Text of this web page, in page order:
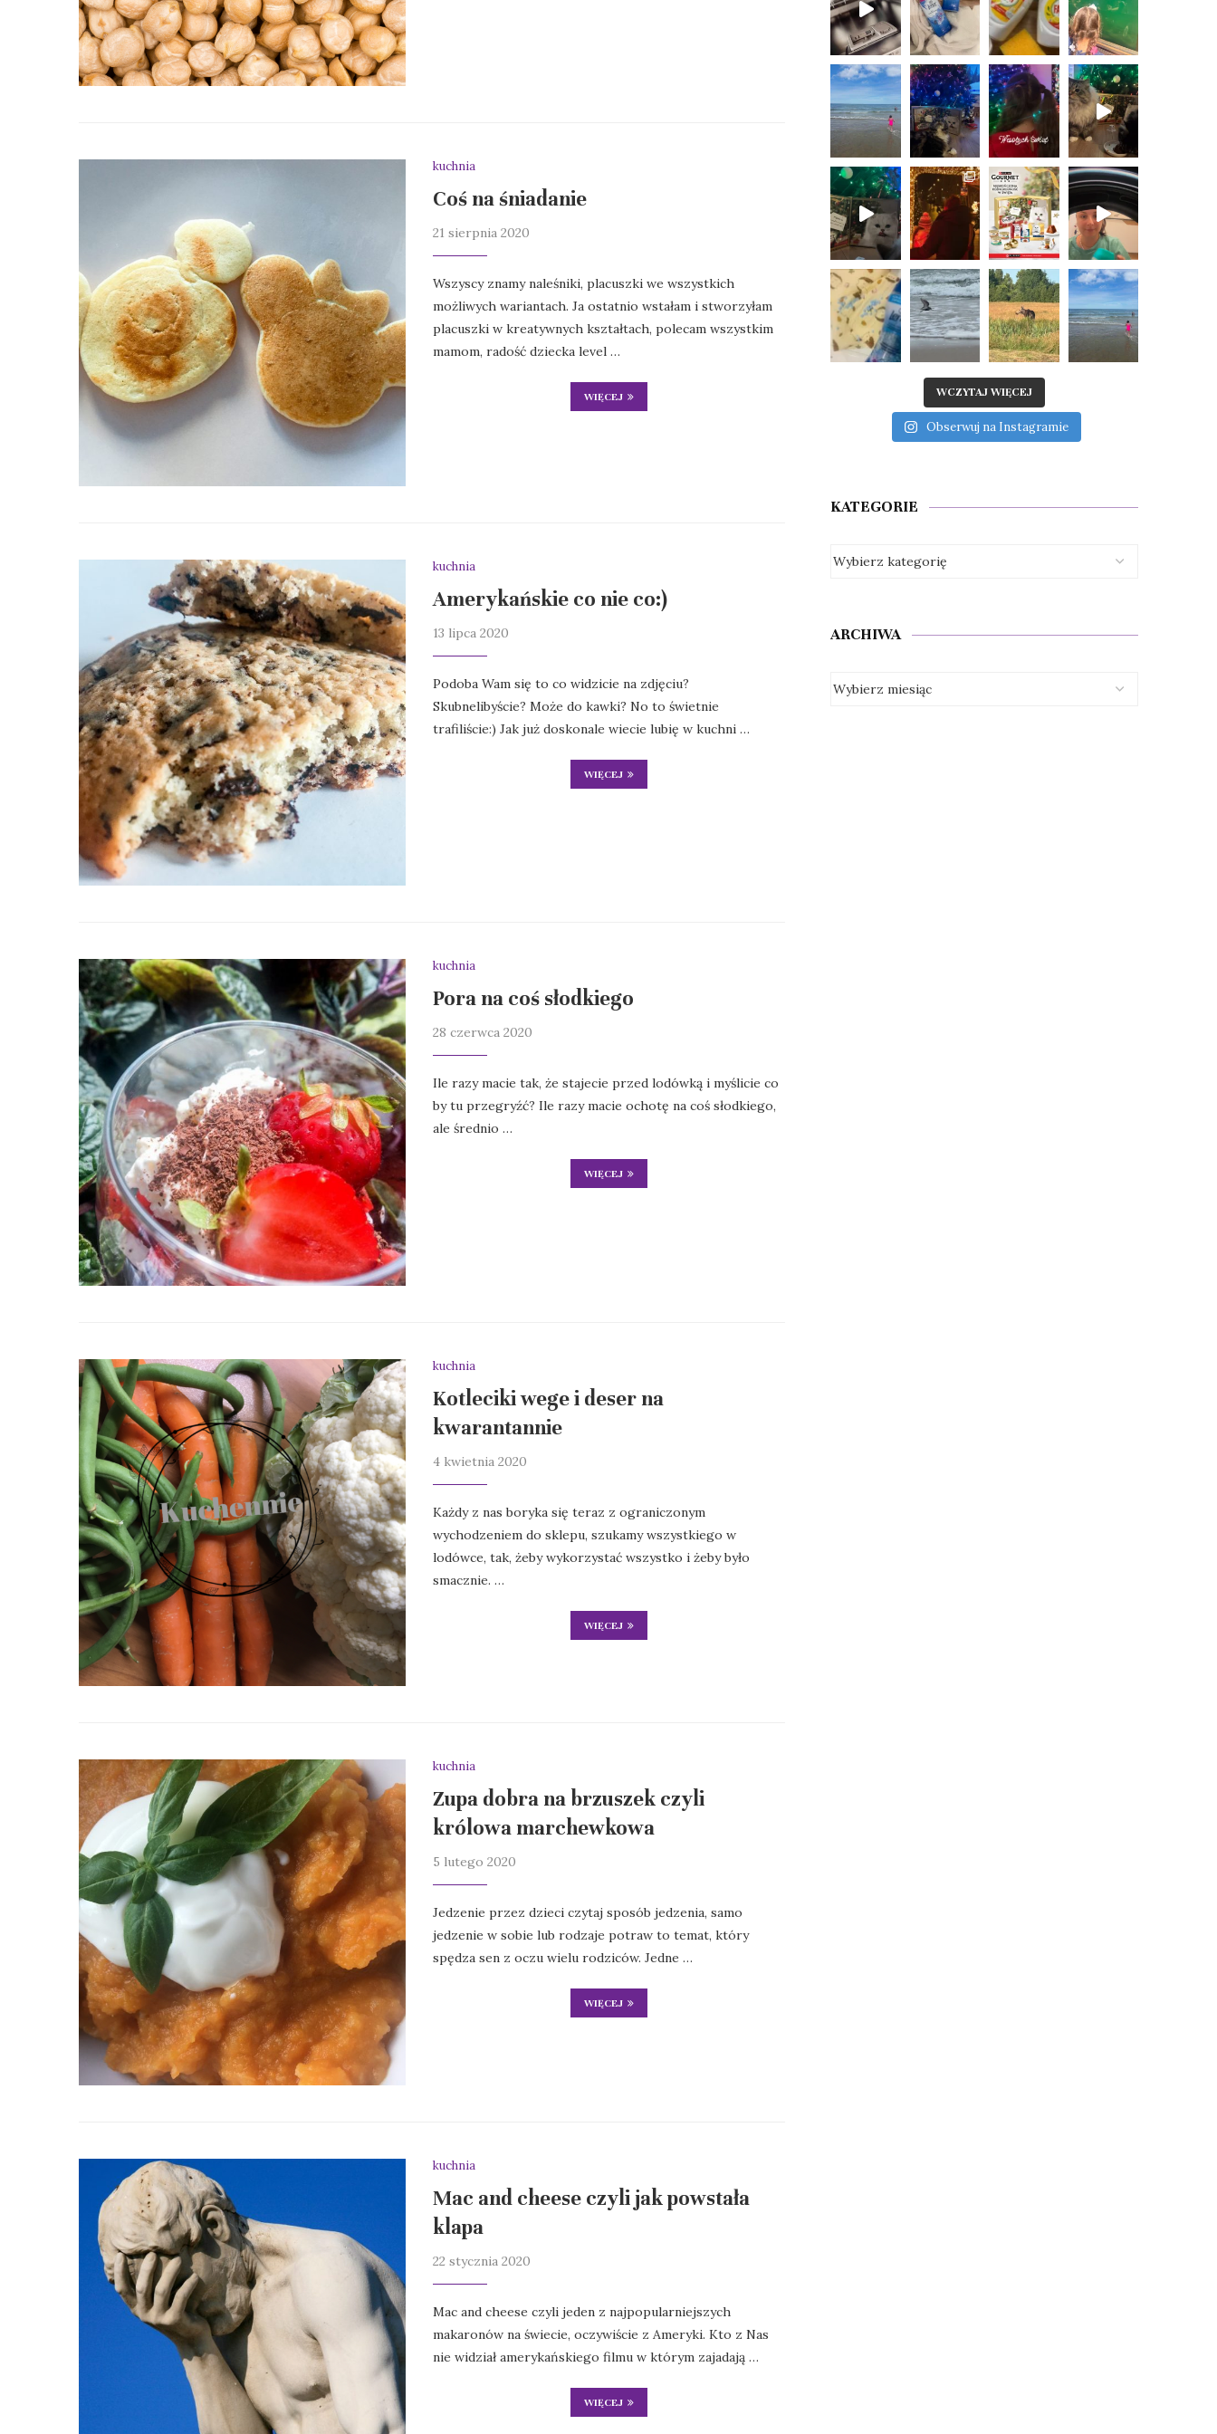
kuchnia
Coś na śniadanie
21 sierpnia 2020
Wszyscy znamy naleśniki, placuszki we wszystkich
możliwych wariantach. Ja ostatnio wstałam i stworzyłam
placuszki w kreatywnych kształtach, polecam wszystkim
mamom, radość dziecka level …
WIĘCEJ
kuchnia
Amerykańskie co nie co:)
13 lipca 2020
Podoba Wam się to co widzicie na zdjęciu?
Skubnelibyście? Może do kawki? No to świetnie
trafiliście:) Jak już doskonale wiecie lubię w kuchni …
WIĘCEJ
kuchnia
Pora na coś słodkiego
28 czerwca 2020
Ile razy macie tak, że stajecie przed lodówką i myślicie co
by tu przegryźć? Ile razy macie ochotę na coś słodkiego,
ale średnio …
WIĘCEJ
kuchnia
Kotleciki wege i deser na
kwarantannie
4 kwietnia 2020
Każdy z nas boryka się teraz z ograniczonym
wychodzeniem do sklepu, szukamy wszystkiego w
lodówce, tak, żeby wykorzystać wszystko i żeby było
smacznie. …
WIĘCEJ
kuchnia
Zupa dobra na brzuszek czyli
królowa marchewkowa
5 lutego 2020
Jedzenie przez dzieci czytaj sposób jedzenia, samo
jedzenie w sobie lub rodzaje potraw to temat, który
spędza sen z oczu wielu rodziców. Jedne …
WIĘCEJ
kuchnia
Mac and cheese czyli jak powstała
klapa
22 stycznia 2020
Mac and cheese czyli jeden z najpopularniejszych
makaronów na świecie, oczywiście z Ameryki. Kto z Nas
nie widział amerykańskiego filmu w którym zajadają …
WIĘCEJ
WCZYTAJ WIĘCEJ
Obserwuj na Instagramie
KATEGORIE
ARCHIWA